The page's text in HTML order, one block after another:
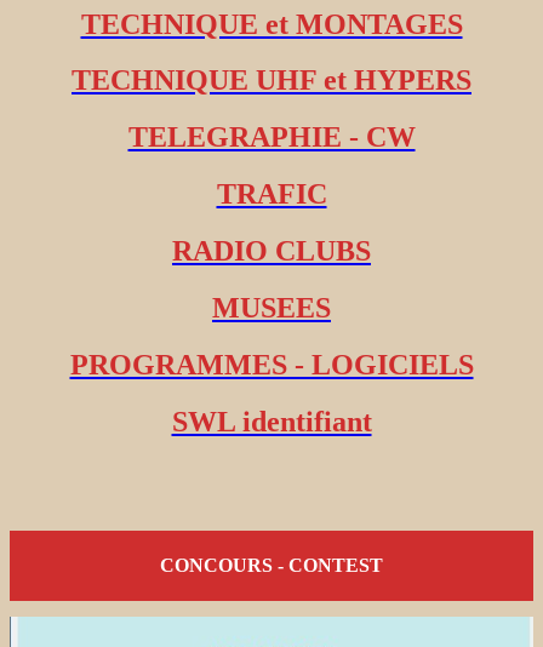
TECHNIQUE et MONTAGES
TECHNIQUE UHF et HYPERS
TELEGRAPHIE - CW
TRAFIC
RADIO CLUBS
MUSEES
PROGRAMMES - LOGICIELS
SWL identifiant
CONCOURS - CONTEST